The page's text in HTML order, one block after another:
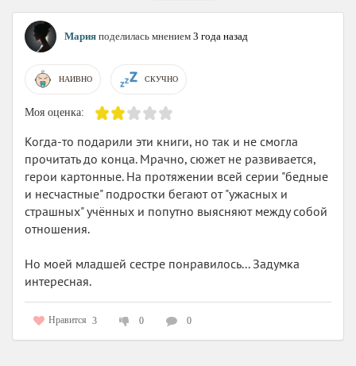
Мария поделилась мнением 3 года назад
НАИВНО СКУЧНО
Моя оценка:
Когда-то подарили эти книги, но так и не смогла
прочитать до конца. Мрачно, сюжет не развивается,
герои картонные. На протяжении всей серии "бедные
и несчастные" подростки бегают от "ужасных и
страшных" учённых и попутно выясняют между собой
отношения.
Но моей младшей сестре понравилось... Задумка
интересная.
Нравится 3 0 0